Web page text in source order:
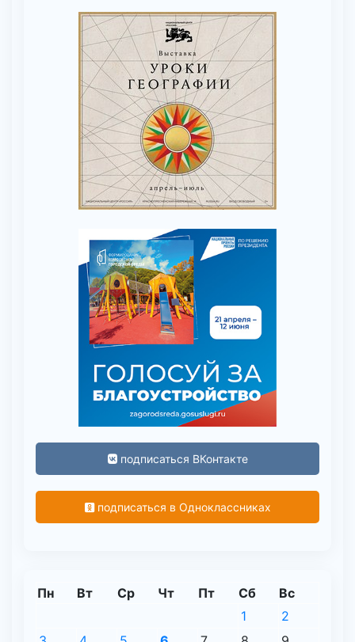
подписаться ВКонтакте
подписаться в Одноклассниках
Пн Вт Ср Чт Пт Сб Вс
1
2